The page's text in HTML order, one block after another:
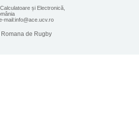
și Electronică,
mail:info@ace.ucv.ro